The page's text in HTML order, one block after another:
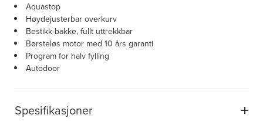
Spesifikasjoner
Aquastop
Høydejusterbar overkurv
Bestikk-bakke, fullt uttrekkbar
Børsteløs motor med 10 års garanti
Program for halv fylling
Autodoor